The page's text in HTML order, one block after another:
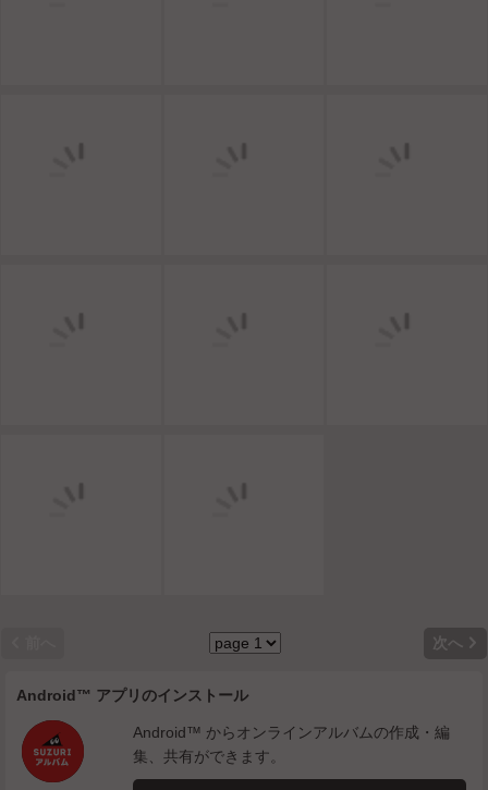
次へ 
Android™ アプリのインストール
Android™ からオンラインアルバムの作成・編
集、共有ができます。